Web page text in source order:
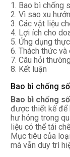
1. Bao bì chống
2. Vì sao xu
3. Các vật liệu
4. Lợi ích cho
5. Ứng dụng
6. Thách thức và
7. Câu hỏi
8. Kết luận
Bao bì chống
Bao bì chống
được thiết kế để
hư hỏng trong
liệu có thể tái
Mục tiêu của
mà vẫn duy trì